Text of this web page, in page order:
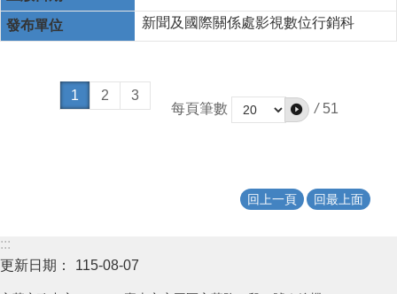
新聞及國際關係處影視數位行銷科
1 2
3
每頁筆數
/ 51
回上一頁 回最上面
:::
更新日期：
115-08-07